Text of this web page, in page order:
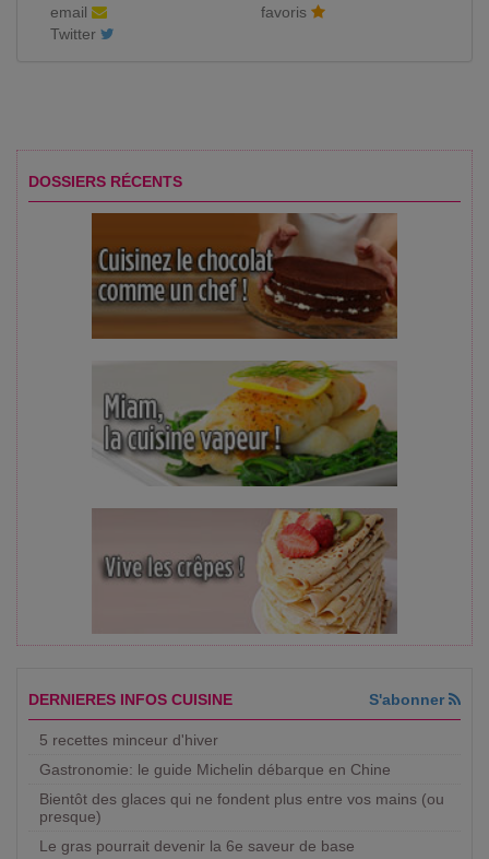
email
favoris
Twitter
DOSSIERS RÉCENTS
DERNIERES INFOS CUISINE S'abonner
5 recettes minceur d'hiver
Gastronomie: le guide Michelin débarque en Chine
Bientôt des glaces qui ne fondent plus entre vos mains (ou
presque)
Le gras pourrait devenir la 6e saveur de base